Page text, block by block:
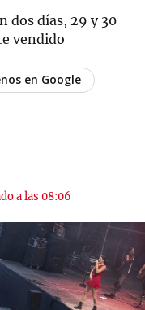
dos días, 29 y 30
vendido
a las 08:06
en Google